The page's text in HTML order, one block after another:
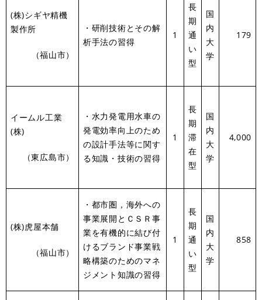
(株)シギヤ精機
製作所
（福山市）
・研削技術とその解
析手法の習得
1
長
期
通
い
型
国
内
大
学
179
イームル工業
(株)
（東広島市）
・水力発電用水車の
発電効率向上のため
の設計手法等に関す
る知識・技術の習得
1
長
期
滞
在
型
国
内
大
学
4,000
(株)虎屋本舗
（福山市）
・都市圏，海外への
事業展開とＣＳＲ事
業を有機的に結び付
けるブランド事業戦
略構築のためのマネ
ジメント知識の習得
1
長
期
通
い
型
国
内
大
学
858